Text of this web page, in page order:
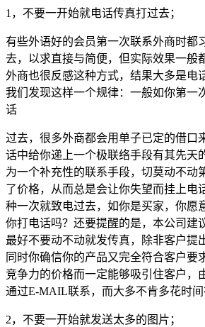
1，不要一开始就电话传真打过去；
有些外语好的会员第一次联系外商时都
去，以求直接与简便，但实际效果一般
外商也很反感这种方式，结果大多是电
我们发现这样一个规律：一般如你第一
话
过去，很多外商都会用单子已定的借口
话中给你递上一个极联络手段有其先天
为一个补充性的联系手段，切莫动不动
了价格，从而总是会让你失望而挂上电
种一次就致电过去，如你是买家，你愿
你打电话吗？还要提醒的是，本公司建
最好不要动不动就发传真，除非客户提
同时你确信你的产品又完全符合客户要
竞争力的价格而一定能够吸引住客户，
通过E-MAIL联系，而大多不肯多花时
2，不要一开始就发送太多的图片；